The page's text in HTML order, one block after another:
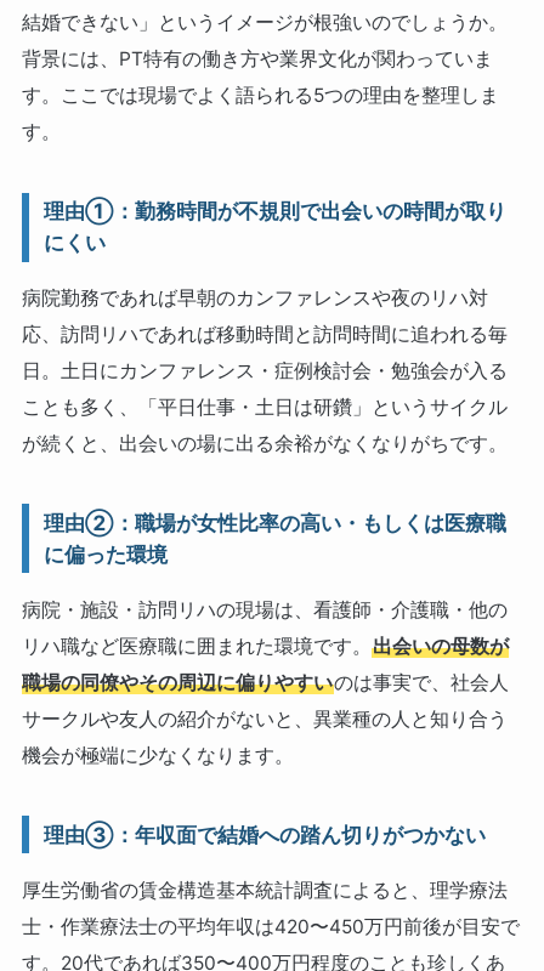
結婚できない」というイメージが根強いのでしょうか。
背景には、PT特有の働き方や業界文化が関わっていま
す。ここでは現場でよく語られる5つの理由を整理しま
す。
理由①：勤務時間が不規則で出会いの時間が取り
にくい
病院勤務であれば早朝のカンファレンスや夜のリハ対
応、訪問リハであれば移動時間と訪問時間に追われる毎
日。土日にカンファレンス・症例検討会・勉強会が入る
ことも多く、「平日仕事・土日は研鑽」というサイクル
が続くと、出会いの場に出る余裕がなくなりがちです。
理由②：職場が女性比率の高い・もしくは医療職
に偏った環境
病院・施設・訪問リハの現場は、看護師・介護職・他の
リハ職など医療職に囲まれた環境です。 出会いの母数が
職場の同僚やその周辺に偏りやすいのは事実で、社会人
サークルや友人の紹介がないと、異業種の人と知り合う
機会が極端に少なくなります。
理由③：年収面で結婚への踏ん切りがつかない
厚生労働省の賃金構造基本統計調査によると、理学療法
士・作業療法士の平均年収は420〜450万円前後が目安で
す。20代であれば350〜400万円程度のことも珍しくあ